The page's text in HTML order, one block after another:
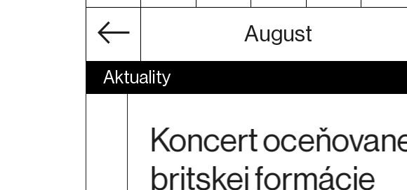
August
Aktuality
Koncert
britskej formácie